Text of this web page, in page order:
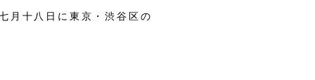
月十八日に東京・渋谷区の